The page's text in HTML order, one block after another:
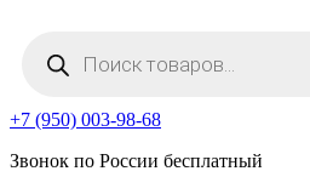
товаров
+7 (950) 003-98-68
Звонок по России бесплатный